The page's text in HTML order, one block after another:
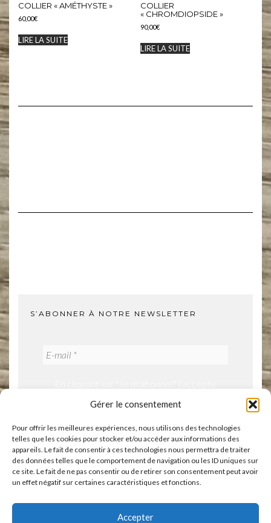
Gérer le consentement
Pour offrir les meilleures expériences, nous utilisons des technologies
telles que les cookies pour stocker et/ou accéder aux informations des
appareils. Le fait de consentir à ces technologies nous permettra de traiter
des données telles que le comportement de navigation ou les ID uniques sur
ce site. Le fait de ne pas consentir ou de retirer son consentement peut avoir
un effet négatif sur certaines caractéristiques et fonctions.
Accepter
COLLIER « AMÉTHYSTE »
60,00€
LIRE LA SUITE
COLLIER
« CHROMDIOPSIDE »
90,00€
LIRE LA SUITE
S’ABONNER À NOTRE NEWSLETTER
VOS AVIS